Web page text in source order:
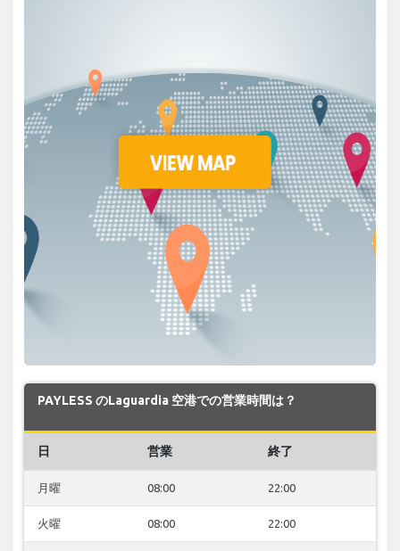
PAYLESS のLaguardia 空港での営業時間は？
日 営業 終了
月曜 08:00 22:00
火曜 08:00 22:00